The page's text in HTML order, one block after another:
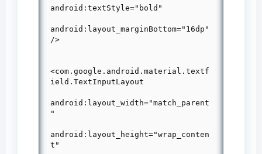
android:textStyle="bold"
android:layout_marginBottom="16dp"
/>
<com.google.android.material.textf
ield.TextInputLayout
android:layout_width="match_parent
"
android:layout_height="wrap_conten
t"